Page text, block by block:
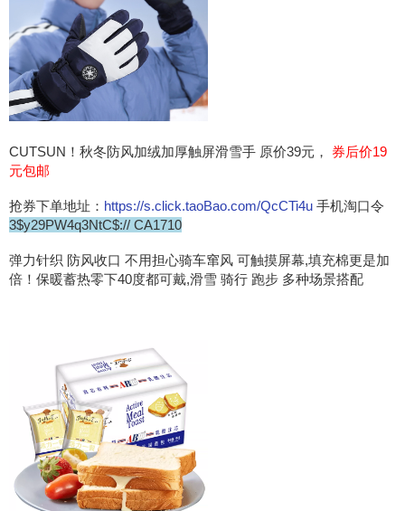
CUTSUN！秋冬防风加绒加厚触屏滑雪手 原价39元， 券后价19
元包邮
抢券下单地址： https://s.click.taoBao.com/QcCTi4u 手机淘口令
3$y29PW4q3NtC$:// CA1710
弹力针织 防风收口 不用担心骑车窜风 可触摸屏幕,填充棉更是加
倍！保暖蓄热零下40度都可戴,滑雪 骑行 跑步 多种场景搭配